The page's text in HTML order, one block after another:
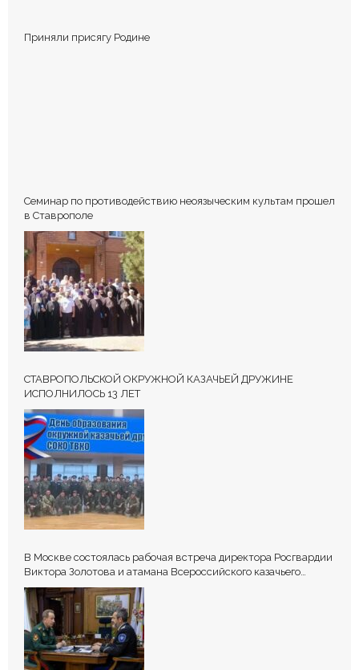
Приняли присягу Родине
Семинар по противодействию неоязыческим культам прошел
в Ставрополе
СТАВРОПОЛЬСКОЙ ОКРУЖНОЙ КАЗАЧЬЕЙ ДРУЖИНЕ
ИСПОЛНИЛОСЬ 13 ЛЕТ
В Москве состоялась рабочая встреча директора Росгвардии
Виктора Золотова и атамана Всероссийского казачьего
общества Виталия Кузнецова.